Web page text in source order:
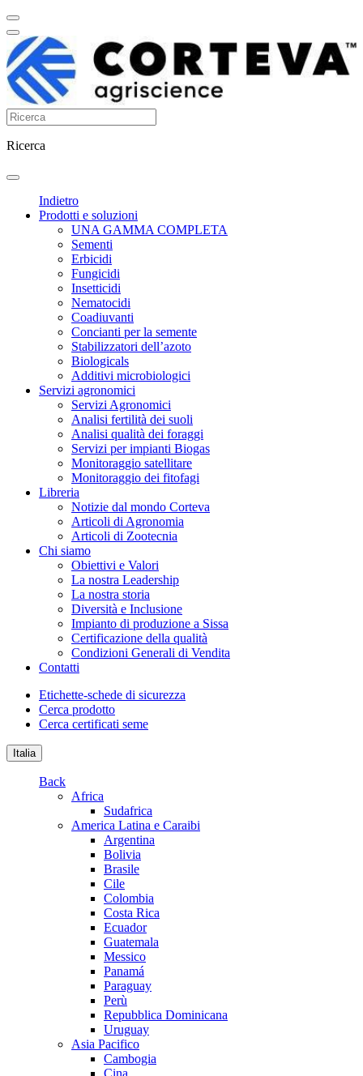
Ricerca
Indietro
Prodotti e soluzioni
UNA GAMMA COMPLETA
Sementi
Erbicidi
Fungicidi
Insetticidi
Nematocidi
Coadiuvanti
Concianti per la semente
Stabilizzatori dell’azoto
Biologicals
Additivi microbiologici
Servizi agronomici
Servizi Agronomici
Analisi fertilità dei suoli
Analisi qualità dei foraggi
Servizi per impianti Biogas
Monitoraggio satellitare
Monitoraggio dei fitofagi
Libreria
Notizie dal mondo Corteva
Articoli di Agronomia
Articoli di Zootecnia
Chi siamo
Obiettivi e Valori
La nostra Leadership
La nostra storia
Diversità e Inclusione
Impianto di produzione a Sissa
Certificazione della qualità
Condizioni Generali di Vendita
Contatti
Etichette-schede di sicurezza
Cerca prodotto
Cerca certificati seme
Italia
Back
Africa
Sudafrica
America Latina e Caraibi
Argentina
Bolivia
Brasile
Cile
Colombia
Costa Rica
Ecuador
Guatemala
Messico
Panamá
Paraguay
Perù
Repubblica Dominicana
Uruguay
Asia Pacifico
Cambogia